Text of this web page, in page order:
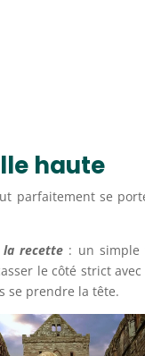
haute
parfaitement se
la recette : un simple
le côté strict
se prendre la tête.